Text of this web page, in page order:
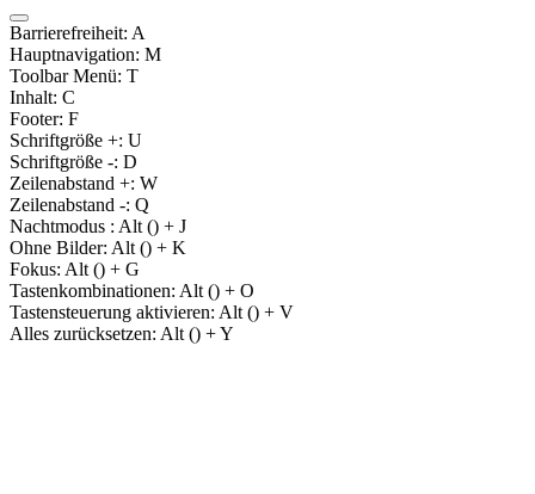
Barrierefreiheit: A
Hauptnavigation: M
Toolbar Menü: T
Inhalt: C
Footer: F
Schriftgröße +: U
Schriftgröße -: D
Zeilenabstand +: W
Zeilenabstand -: Q
Nachtmodus : Alt () + J
Ohne Bilder: Alt () + K
Fokus: Alt () + G
Tastenkombinationen: Alt () + O
Tastensteuerung aktivieren: Alt () + V
Alles zurücksetzen: Alt () + Y